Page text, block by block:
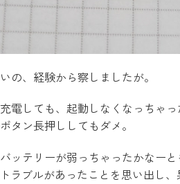
の、経験から察しましたが。
電しても、起動しなくなっちゃっ
タン長押ししてもダメ。
ッテリーが弱っちゃったかなー
ラブルがあったことを思い出し、